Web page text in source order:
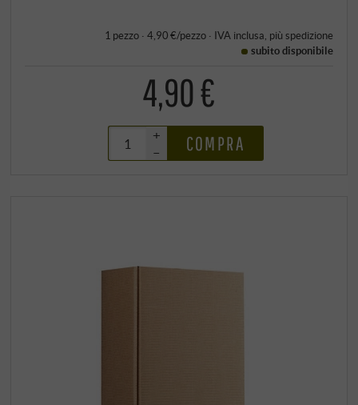
1 pezzo · 4,90 €/pezzo· IVA inclusa, più spedizione
subito disponibile
4,90 €
+
–
COMPRA